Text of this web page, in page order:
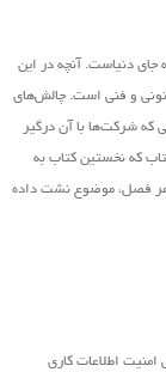
دنیاست. آنچه در این
و فنی است. چالش‌های
که شرکت‌ها با آن درگیر
که نخستین کتاب به
فصل، موضوع نشت داده
اطلاعات کاری